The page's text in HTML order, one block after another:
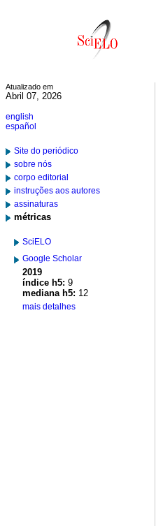
Atualizado em
Abril 07, 2026
english
español
Site do periódico
sobre nós
corpo editorial
instruções aos autores
assinaturas
métricas
SciELO
Google Scholar
2019
índice h5: 9
mediana h5: 12
mais detalhes